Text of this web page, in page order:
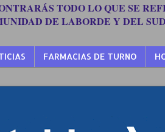
TODO LO QUE SE
DE LABORDE Y DEL
FARMACIAS DE TURNO